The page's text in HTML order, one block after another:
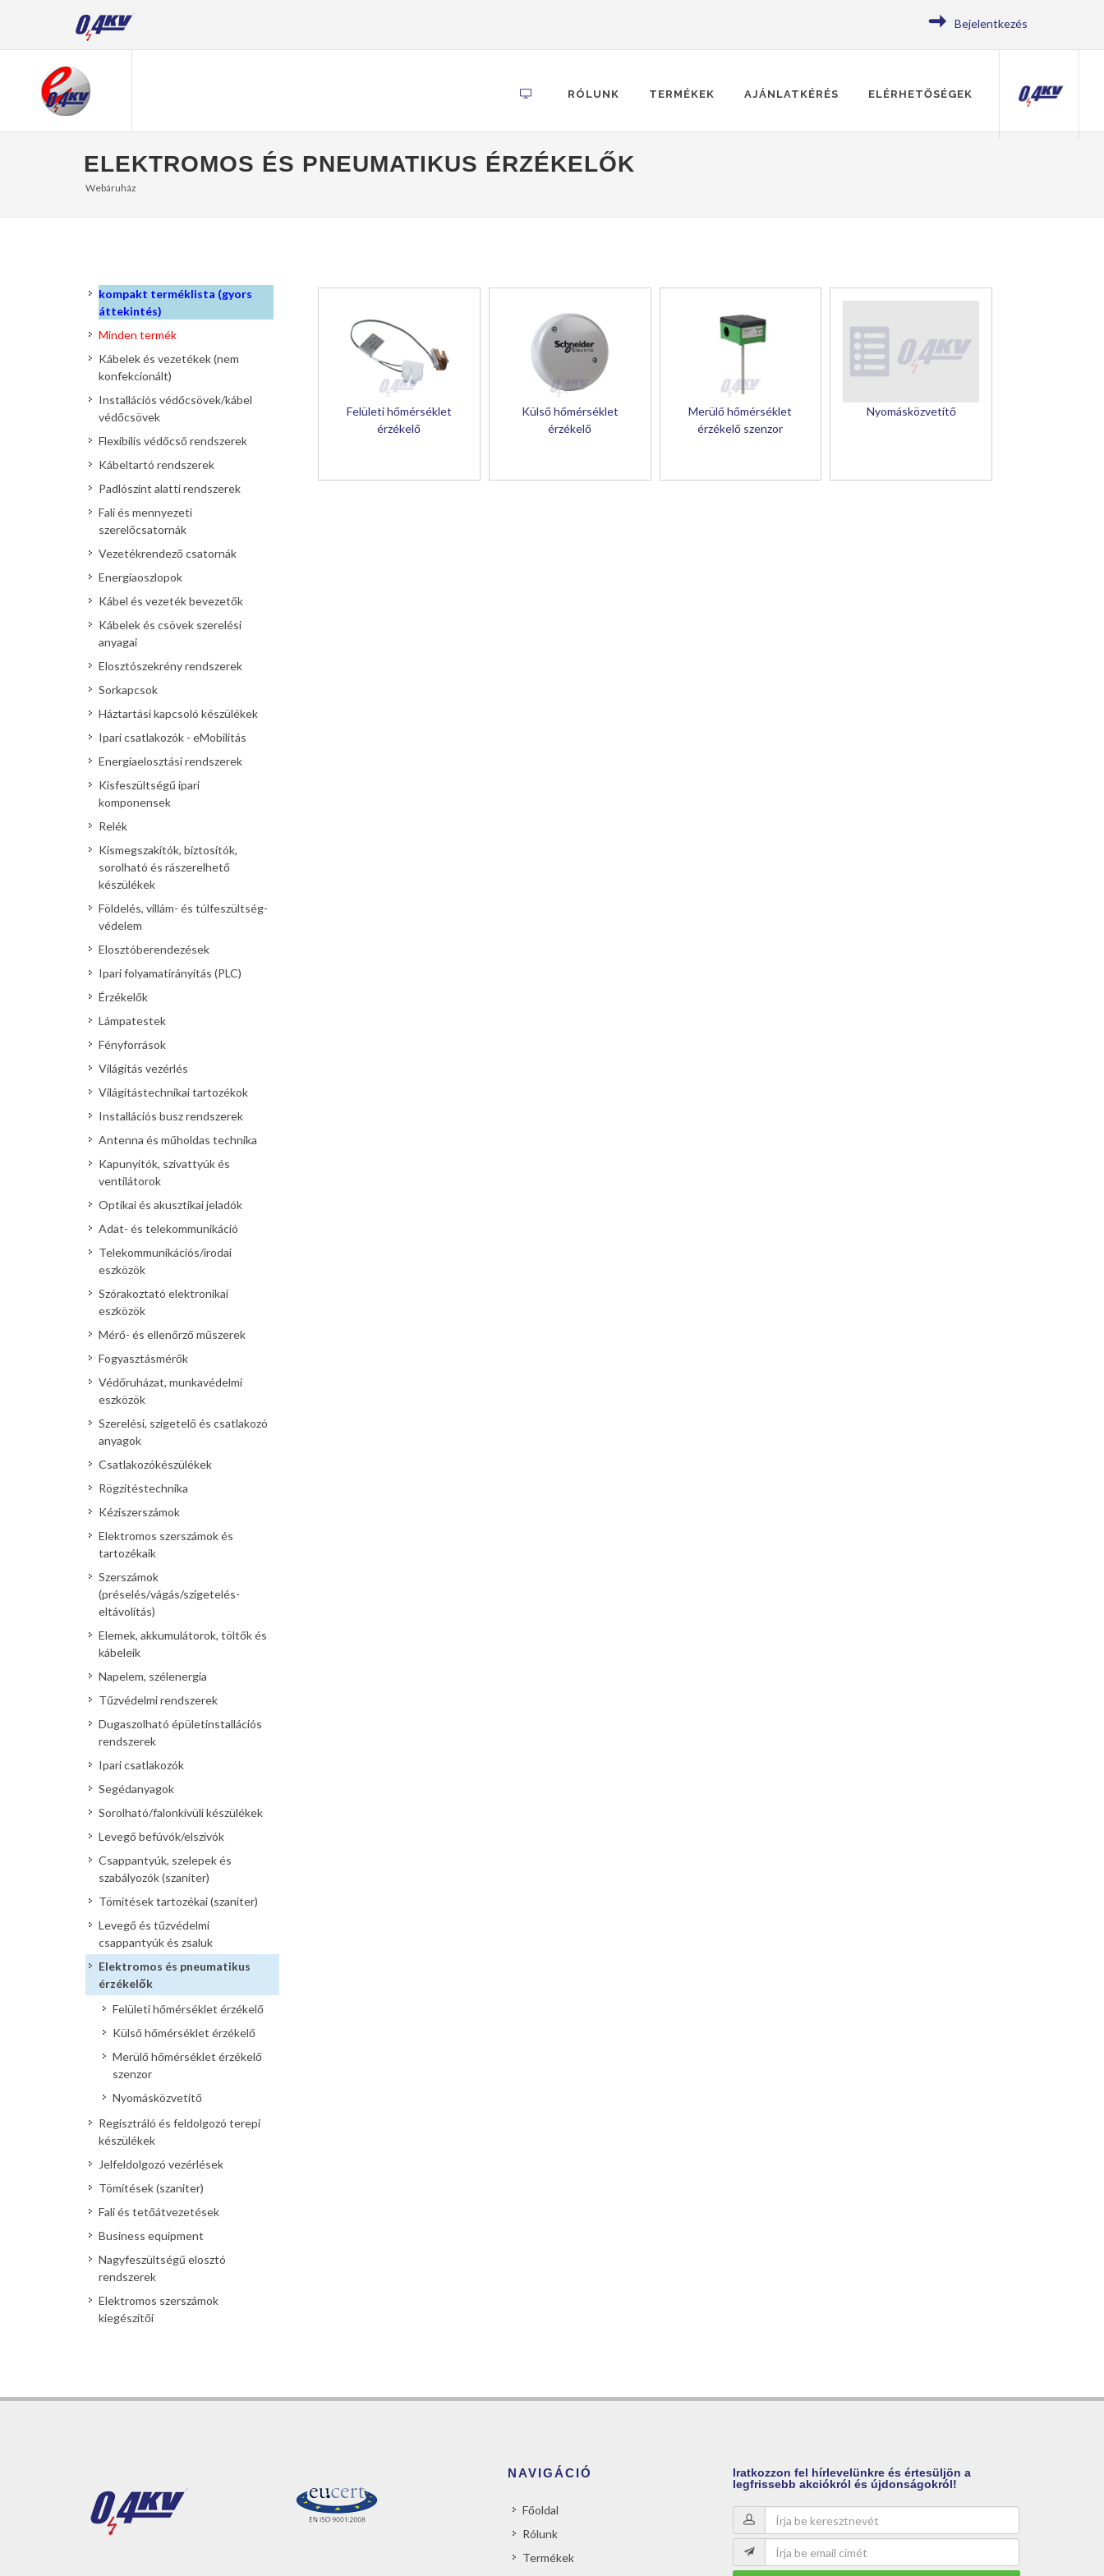
Bejelentkezés
RÓLUNK TERMÉKEK AJÁNLATKÉRÉS ELÉRHETŐSÉGEK
ELEKTROMOS ÉS PNEUMATIKUS ÉRZÉKELŐK
Webáruház
Felületi hőmérséklet
érzékelő
Külső hőmérséklet
érzékelő
Merülő hőmérséklet
érzékelő szenzor
Nyomásközvetítő
kompakt terméklista (gyors
áttekintés)
Minden termék
Kábelek és vezetékek (nem
konfekcionált)
Installációs védőcsövek/kábel
védőcsövek
Flexibilis védőcső rendszerek
Kábeltartó rendszerek
Padlószint alatti rendszerek
Fali és mennyezeti
szerelőcsatornák
Vezetékrendező csatornák
Energiaoszlopok
Kábel és vezeték bevezetők
Kábelek és csövek szerelési
anyagai
Elosztószekrény rendszerek
Sorkapcsok
Háztartási kapcsoló készülékek
Ipari csatlakozók - eMobilitás
Energiaelosztási rendszerek
Kisfeszültségű ipari
komponensek
Relék
Kismegszakítók, biztosítók,
sorolható és rászerelhető
készülékek
Földelés, villám- és túlfeszültség-
védelem
Elosztóberendezések
Ipari folyamatirányítás (PLC)
Érzékelők
Lámpatestek
Fényforrások
Világítás vezérlés
Világítástechnikai tartozékok
Installációs busz rendszerek
Antenna és műholdas technika
Kapunyitók, szivattyúk és
ventilátorok
Optikai és akusztikai jeladók
Adat- és telekommunikáció
Telekommunikációs/irodai
eszközök
Szórakoztató elektronikai
eszközök
Mérő- és ellenőrző műszerek
Fogyasztásmérők
Védőruházat, munkavédelmi
eszközök
Szerelési, szigetelő és csatlakozó
anyagok
Csatlakozókészülékek
Rögzítéstechnika
Kéziszerszámok
Elektromos szerszámok és
tartozékaik
Szerszámok
(préselés/vágás/szigetelés-
eltávolítás)
Elemek, akkumulátorok, töltők és
kábeleik
Napelem, szélenergia
Tűzvédelmi rendszerek
Dugaszolható épületinstallációs
rendszerek
Ipari csatlakozók
Segédanyagok
Sorolható/falonkívüli készülékek
Levegő befúvók/elszívók
Csappantyúk, szelepek és
szabályozók (szaniter)
Tömítések tartozékai (szaniter)
Levegő és tűzvédelmi
csappantyúk és zsaluk
Elektromos és pneumatikus
érzékelők
Felületi hőmérséklet érzékelő
Külső hőmérséklet érzékelő
Merülő hőmérséklet érzékelő
szenzor
Nyomásközvetítő
Regisztráló és feldolgozó terepi
készülékek
Jelfeldolgozó vezérlések
Tömítések (szaniter)
Fali és tetőátvezetések
Business equipment
Nagyfeszültségű elosztó
rendszerek
Elektromos szerszámok
kiegészítői
NAVIGÁCIÓ
Főoldal
Rólunk
Termékek
Iratkozzon fel hírlevelünkre és értesüljön a
legfrissebb akciókról és újdonságokról!